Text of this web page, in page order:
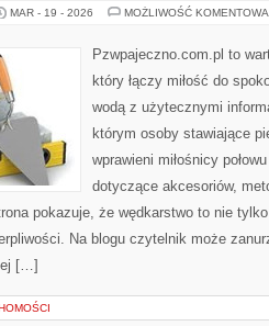
MAR - 19 - 2026 MOŻLIWOŚĆ
Pzwpajeczno.com.pl to
który łączy miłość do
wodą z użytecznymi
którym osoby stawiające
wprawieni miłośnicy
dotyczące akcesoriów,
pokazuje, że wędkarstwo to nie
Na blogu czytelnik może
[…]